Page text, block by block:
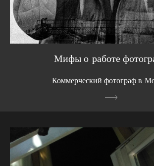
Мифы о работе
Коммерческий фотограф в